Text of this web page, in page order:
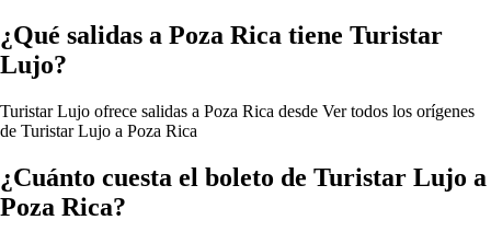
¿Qué salidas a Poza Rica tiene Turistar
Lujo?
Turistar Lujo ofrece salidas a Poza Rica desde Ver todos los orígenes
de Turistar Lujo a Poza Rica
¿Cuánto cuesta el boleto de Turistar Lujo a
Poza Rica?